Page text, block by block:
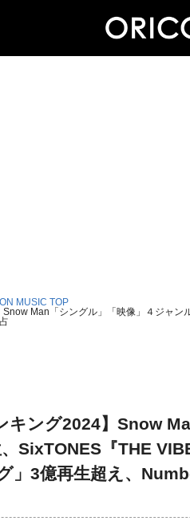
MUSIC TOP
Snow Man「シングル」「映像」４ジャ
キング2024】Snow
SixTONES『THE
」3億再生超え、